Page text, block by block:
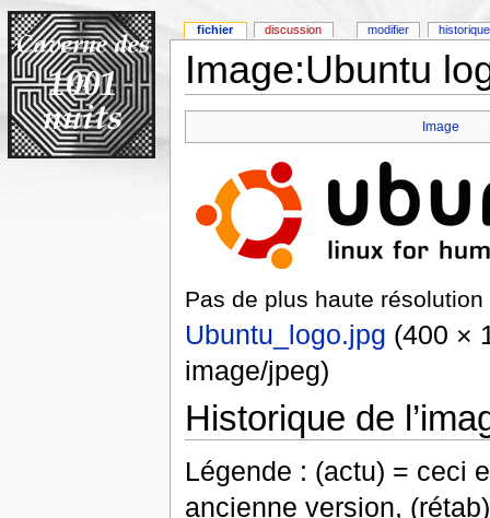
Image:Ubuntu
Image
Pas de plus haute
Ubuntu_logo.jpg (400 ×
image/jpeg)
Historique de
Légende : (actu) = ceci
ancienne version,
fichier discussion modifier historique